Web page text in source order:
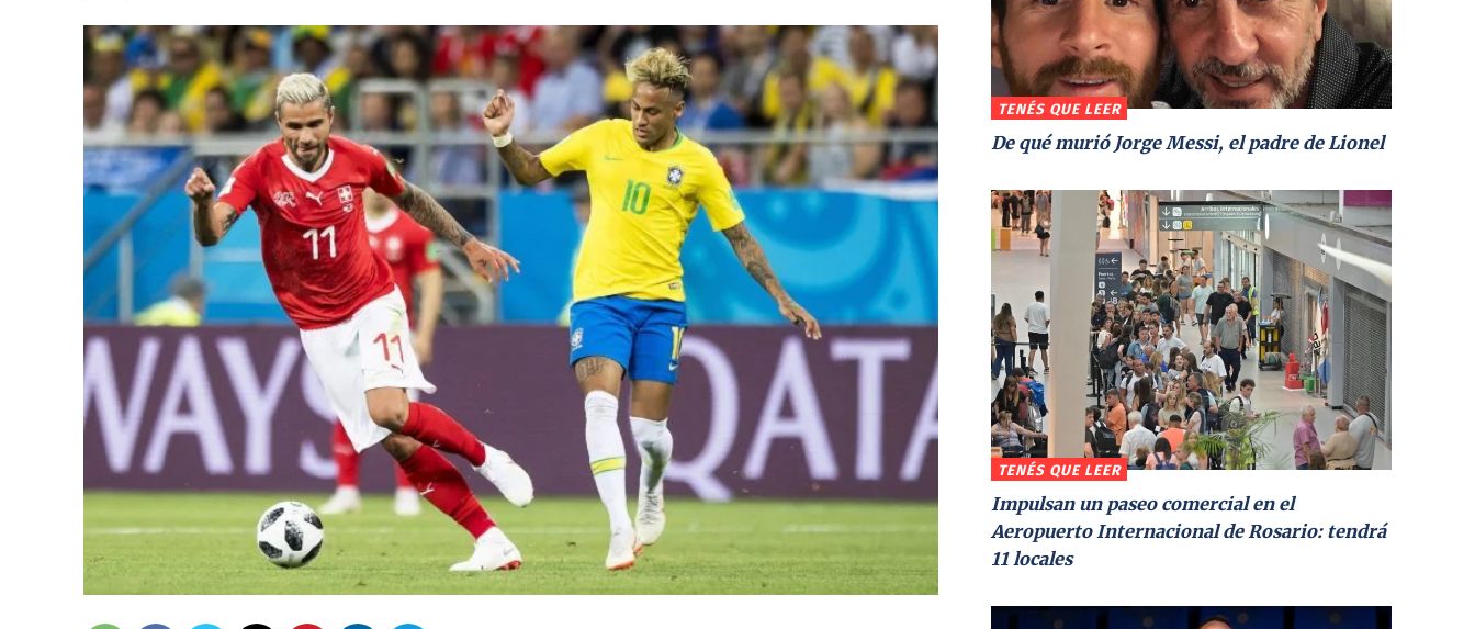
TENÉS QUE LEER
De qué murió Jorge Messi, el padre de Lionel
TENÉS QUE LEER
Impulsan un paseo comercial en el
Aeropuerto Internacional de Rosario: tendrá
11 locales